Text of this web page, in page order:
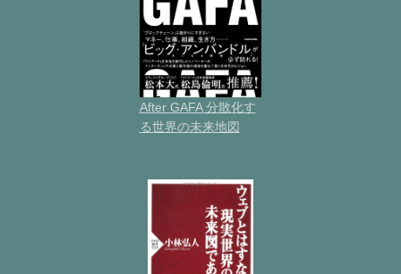
After GAFA 分散化す
る世界の未来地図